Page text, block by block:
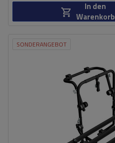
In den
Warenkorb
SONDERANGEBOT
universelles Montagesystem